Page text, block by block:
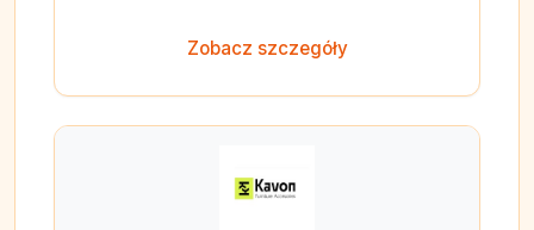
Zobacz szczegóły